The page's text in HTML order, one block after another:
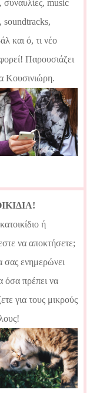
συναυλίες, music
soundtracks,
και ό, τι νέο
Παρουσιάζει
Κουσινιώρη.
ή
να αποκτήσετε;
σας ενημερώνει
όσα πρέπει να
για τους μικρούς